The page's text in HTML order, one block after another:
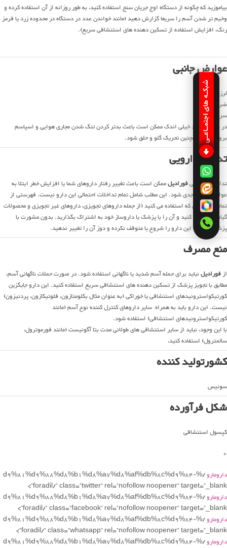
بیاموزید که چگونه از دستگاه اوج جریان سنج استفاده کنید، به طور روزانه از آن استفاده کرده و
وخیم تر شدن آسم را سریعا گزارش دهید (مانند خواندن عدد در دستگاه در محدوده زرد یا قرمز
رنگ، افزایش استفاده از تسکین دهنده های استنشاقی سریع).
عوارض جانبی
لرزش
ضربان قلب
سردرد
در بعضی موارد خیلی اندک ممکن است باعث بدتر کردن تنگ شدن مجاری هوایی و اسپاسم
برونش‌ها و همچنین تحریک گلو و حلق شود.
تداخل دارویی
تداخلات داروییفورادیلممکن است باعث تغییر رفتار داروهای شما یا افزایش خطر ابتلا به
عوارض جانبی جدی شود. این مطلب شامل تمام تداخلات احتمالی این دارو نیست. فهرستی از
تمام محصولاتی که استفاده می کنید (از جمله داروهای تجویزی، داروهای غیر تجویزی و محصولات
گیاهی) را تهیه کنید و آن را با پزشک یا داروساز خود به اشتراک بگذارید. بدون مشورت با
پزشک، مصرف این دارو را شروع یا متوقف نکرده و دوز آن را تغییر ندهید.
منع مصرف
ازفورادیلنباید برای حمله آسم شدید یا ناگهانی استفاده شود. در صورت حملات ناگهانی آسم،
مطابق با تجویز پزشک از تسکین دهنده های استنشاقی سریع استفاده کنید. این دارو جایگزین
کورتیکواستروئیدهای استنشاقی یا خوراکی (به عنوان مثال بکلومتازون، فلوتیکازون، پردنیزون)
نیست. این دارو باید به همراه سایر داروهای کنترل کننده نوع آسم (مانند
کورتیکواستروئیدهای استنشاقی) استفاده شود.
با این وجود، نباید از سایر استنشاقی های طولانی مدت بتا آگونیست (مانند فورموترول،
سالمترول) استفاده کنید،
کشورتولید کننده
سوئیس
شکل فرآورده
کپسول استنشاقی
0
دارومارو
/%d9%81%d9%88%d8%b1%d8%a7%d8%af%db%8c%d9%84-
foradil/” class=”twitter” rel=”nofollow noopener” target=”_blank”>
دارومارو
/%d9%81%d9%88%d8%b1%d8%a7%d8%af%db%8c%d9%84-
foradil/” class=”facebook” rel=”nofollow noopener” target=”_blank”>
دارومارو
/%d9%81%d9%88%d8%b1%d8%a7%d8%af%db%8c%d9%84-
foradil/” class=”whatsapp” rel=”nofollow noopener” target=”_blank”>
دارومارو
/%d9%81%d9%88%d8%b1%d8%a7%d8%af%db%8c%d9%84-
شبکـه های اجتمـاعـی